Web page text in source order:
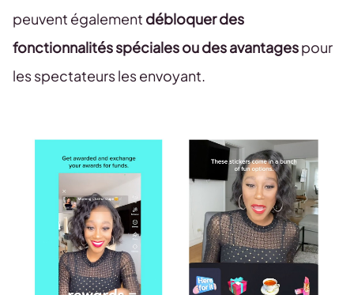
peuvent également débloquer des
fonctionnalités spéciales ou des avantagespour
les spectateurs les envoyant.